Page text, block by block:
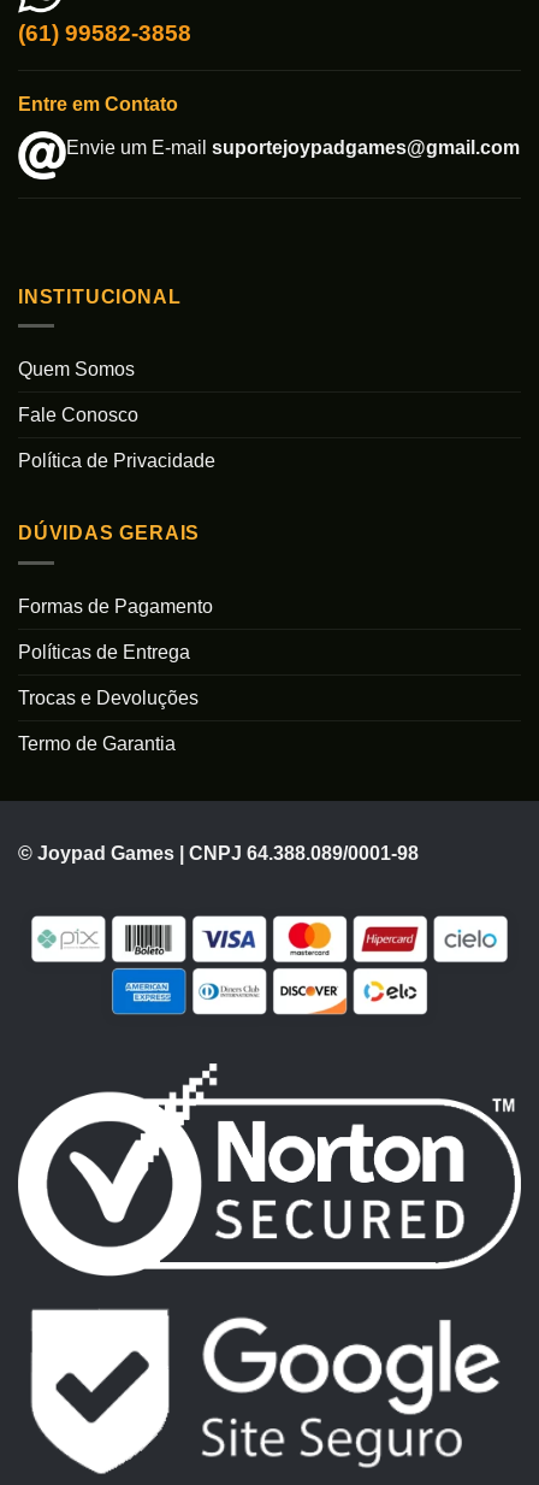
(61) 99582-3858
Entre em Contato
Envie um E-mail suportejoypadgames@gmail.com
INSTITUCIONAL
Quem Somos
Fale Conosco
Política de Privacidade
DÚVIDAS GERAIS
Formas de Pagamento
Políticas de Entrega
Trocas e Devoluções
Termo de Garantia
© Joypad Games | CNPJ 64.388.089/0001-98